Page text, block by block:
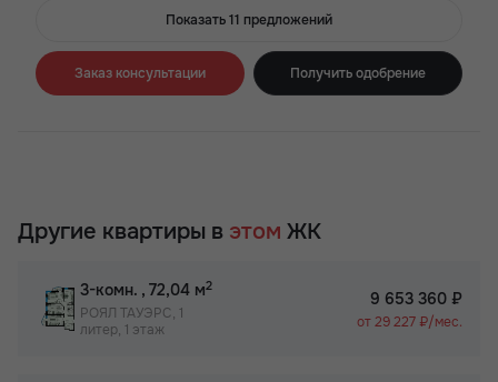
Показать 11 предложений
Заказ консультации Получить одобрение
Другие квартиры в этом ЖК
3-комн. , 72,04 м2
РОЯЛ ТАУЭРС, 1
литер, 1 этаж
9 653 360 ₽
от 29 227 ₽/мес.